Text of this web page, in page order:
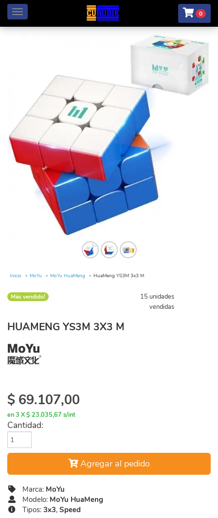
Menú 0
Inicio MoYu MoYu HuaMeng HuaMeng YS3M 3x3 M
Más vendido!
15 unidades
vendidas
HUAMENG YS3M 3X3 M
$ 69.107,00
en 3 X $ 23.035,67 s/int
Cantidad:
Agregar al pedido
Marca: MoYu
Modelo: MoYu HuaMeng
Tipos: 3x3, Speed